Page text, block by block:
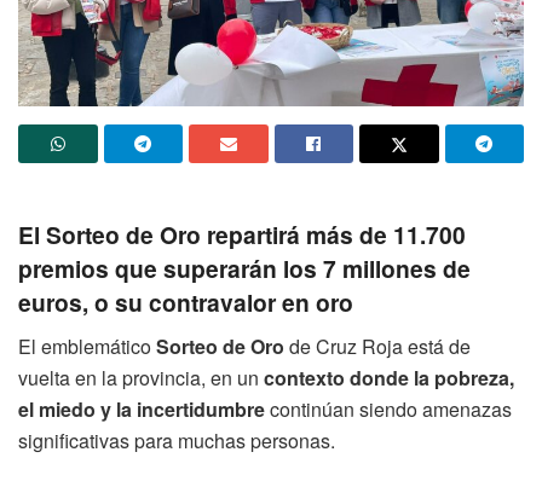
El Sorteo de Oro repartirá más de 11.700
premios que superarán los 7 millones de
euros, o su contravalor en oro
El emblemáticoSorteo de Oro de Cruz Roja está de
vuelta en la provincia, en un contexto donde la pobreza,
el miedo y la incertidumbrecontinúan siendo amenazas
significativas para muchas personas.